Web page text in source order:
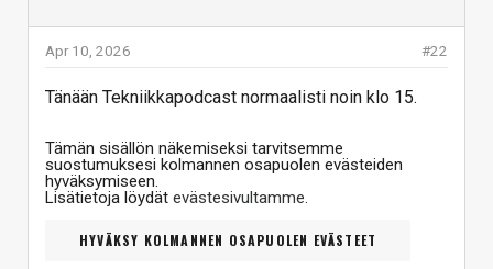
#22
Apr 10, 2026
Tänään Tekniikkapodcast normaalisti noin klo 15.
Tämän sisällön näkemiseksi tarvitsemme
suostumuksesi kolmannen osapuolen evästeiden
hyväksymiseen.
Lisätietoja löydät evästesivultamme
HYVÄKSY KOLMANNEN OSAPUOLEN EVÄSTEET